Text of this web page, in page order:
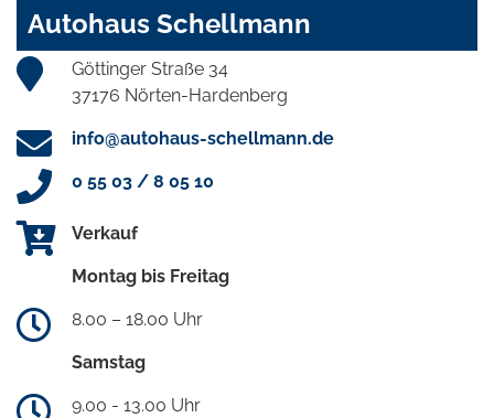
Autohaus Schellmann
Göttinger Straße 34
37176 Nörten-Hardenberg
info@autohaus-schellmann.de
0 55 03 / 8 05 10
Verkauf
Montag bis Freitag
8.00 – 18.00 Uhr
Samstag
9.00 - 13.00 Uhr